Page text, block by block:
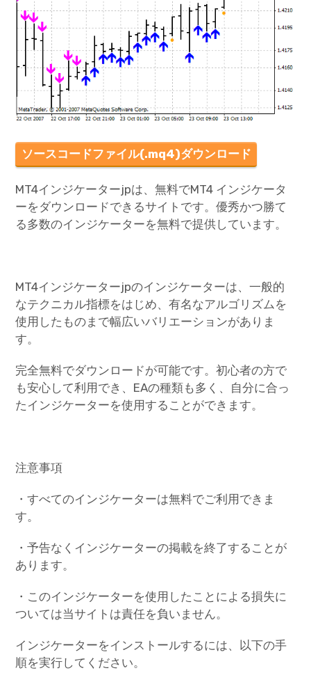
ソースコードファイル(.mq4)ダウンロード
MT4インジケーターjpは、無料でMT4 インジケータ
ーをダウンロードできるサイトです。優秀かつ勝て
る多数のインジケーターを無料で提供しています。
MT4インジケーターjpのインジケーターは、一般的
なテクニカル指標をはじめ、有名なアルゴリズムを
使用したものまで幅広いバリエーションがありま
す。
完全無料でダウンロードが可能です。初心者の方で
も安心して利用でき、EAの種類も多く、自分に合っ
たインジケーターを使用することができます。
注意事項
・すべてのインジケーターは無料でご利用できま
す。
・予告なくインジケーターの掲載を終了することが
あります。
・このインジケーターを使用したことによる損失に
ついては当サイトは責任を負いません。
インジケーターをインストールするには、以下の手
順を実行してください。